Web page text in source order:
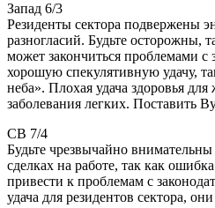
Запад 6/3
Резиденты сектора подвержены
разногласий. Будьте осторожны,
может закончиться проблемами
хорошую спекулятивную удачу,
неба». Плохая удача здоровья
заболевания легких. Поставить
СВ 7/4
Будьте чрезвычайно
сделках на работе, так как
привести к проблемам с
удача для резидентов сектора,